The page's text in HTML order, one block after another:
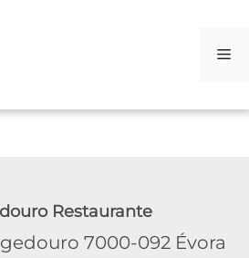
Restaurante
7000-092 Évora